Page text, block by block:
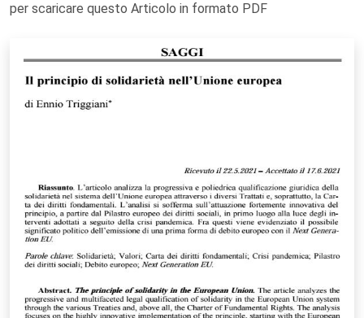
per scaricare questo Articolo in formato PDF